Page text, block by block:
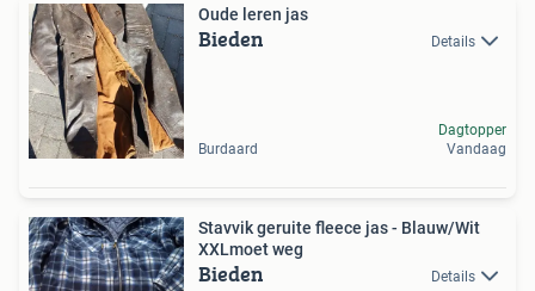
Oude leren jas
Bieden Details
Burdaard
Dagtopper
Vandaag
Stavvik geruite fleece jas - Blauw/Wit
XXLmoet weg
Bieden Details